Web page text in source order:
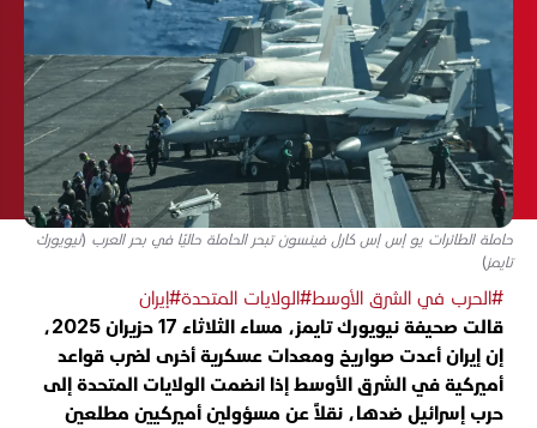
حاملة الطائرات يو إس إس كارل فينسون تبحر الحاملة حاليًا في بحر العرب (نيويورك
تايمز)
#الحرب في الشرق الأوسط#الولايات المتحدة#إيران
قالت صحيفة نيويورك تايمز، مساء الثلاثاء 17 حزيران 2025،
إن إيران أعدت صواريخ ومعدات عسكرية أخرى لضرب قواعد
أميركية في الشرق الأوسط إذا انضمت الولايات المتحدة إلى
حرب إسرائيل ضدها، نقلاً عن مسؤولين أميركيين مطلعين